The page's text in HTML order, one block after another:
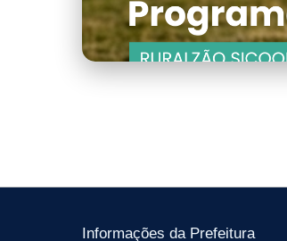
Informações da Prefeitura